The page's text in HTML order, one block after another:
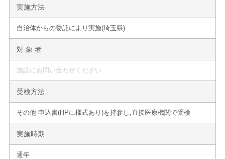
実施方法
自治体からの委託により実施(埼玉県)
対 象 者
施設にお問い合わせください
受検方法
その他 申込書(HPに様式あり)を持参し,直接医療機関で受検
実施時期
通年